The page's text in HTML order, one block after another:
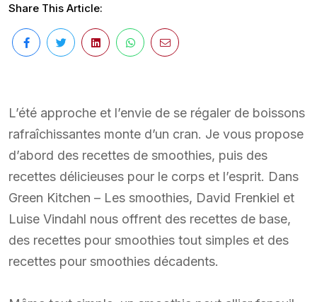
Share This Article:
L’été approche et l’envie de se régaler de boissons
rafraîchissantes monte d’un cran. Je vous propose
d’abord des recettes de smoothies, puis des
recettes délicieuses pour le corps et l’esprit. Dans
Green Kitchen – Les smoothies, David Frenkiel et
Luise Vindahl nous offrent des recettes de base,
des recettes pour smoothies tout simples et des
recettes pour smoothies décadents.